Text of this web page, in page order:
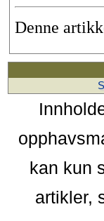
Denne
kan kun
artikler,